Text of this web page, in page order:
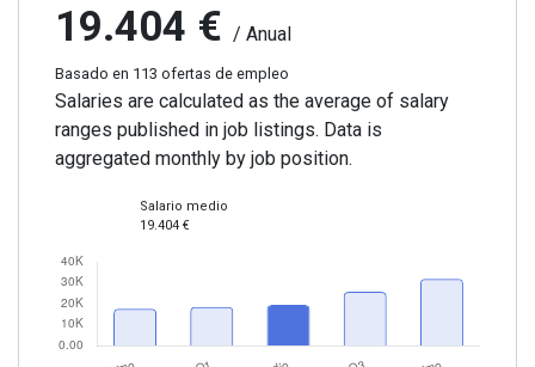
19.404 € / Anual
Basado en 113 ofertas de empleo
Salaries are calculated as the average of salary
ranges published in job listings. Data is
aggregated monthly by job position.
Salario medio
19.404 €